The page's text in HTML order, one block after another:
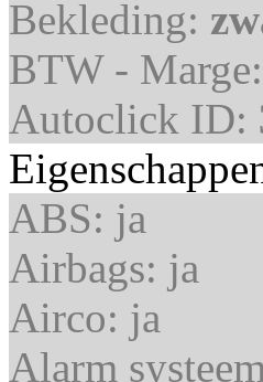
Bekleding:
BTW - Marge:
Autoclick ID:
ABS: ja
Airbags: ja
Airco: ja
Alarm